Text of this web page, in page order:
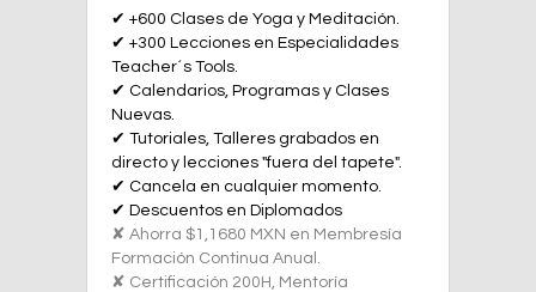
✔ +600 Clases de Yoga y Meditación.
✔ +300 Lecciones en Especialidades
Teacher´s Tools.
✔ Calendarios, Programas y Clases
Nuevas.
✔ Tutoriales, Talleres grabados en
directo y lecciones "fuera del tapete".
✔ Cancela en cualquier momento.
✔ Descuentos en Diplomados
✘ Ahorra $1,1680 MXN en Membresía
Formación Continua Anual.
✘ Certificación 200H, Mentoría